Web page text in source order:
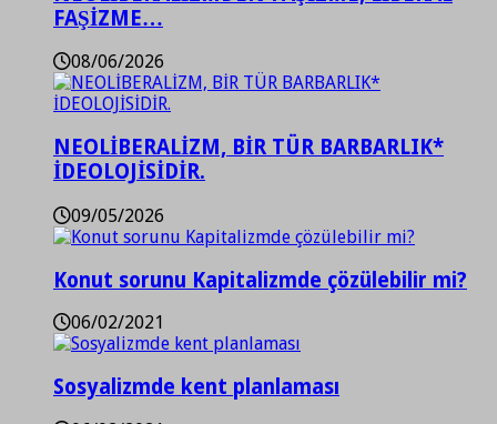
FAŞİZME…
08/06/2026
NEOLİBERALİZM, BİR TÜR BARBARLIK*
İDEOLOJİSİDİR.
09/05/2026
Konut sorunu Kapitalizmde çözülebilir mi?
06/02/2021
Sosyalizmde kent planlaması